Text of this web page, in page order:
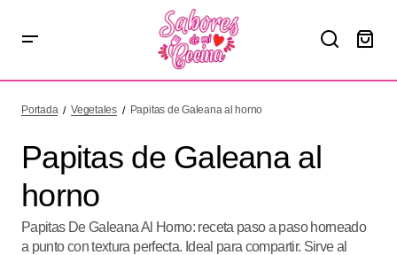
Portada Vegetales Papitas de Galeana al horno
Papitas de Galeana al
horno
Papitas De Galeana Al Horno: receta paso a paso horneado
a punto con textura perfecta. Ideal para compartir. Sirve al